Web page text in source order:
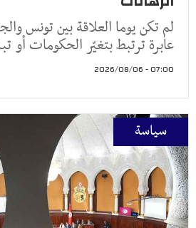
لم تكن يوما العلاقة بين تونس
عابرة ترتبط بتغيّر الحكومات أو
07:00 - 2026/08/06
سياسة